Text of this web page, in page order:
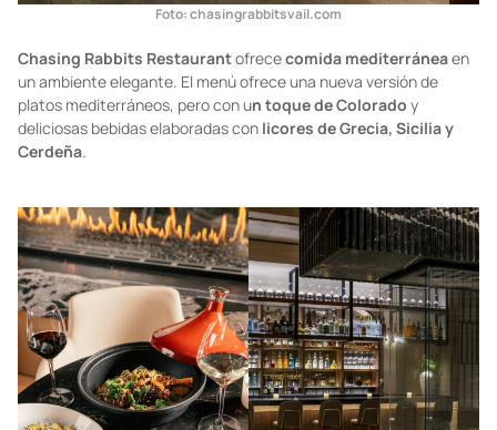
Foto: chasingrabbitsvail.com
Chasing Rabbits Restaurant
platos mediterráneos, pero con un toque de Coloradoy
deliciosas bebidas elaboradas conlicores de Grecia, Sicilia y
Cerdeña.